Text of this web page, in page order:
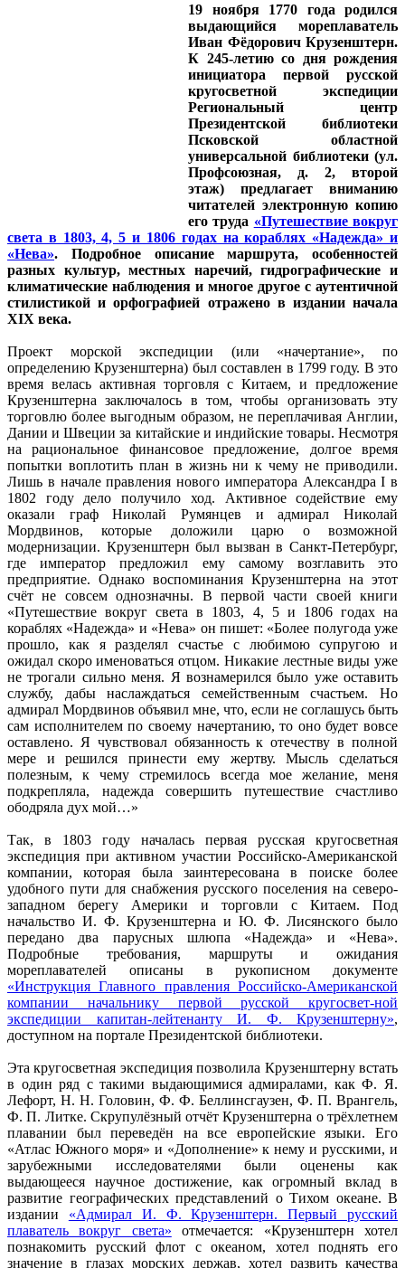
19 ноября 1770 года родился
выдающийся мореплаватель
Иван Фёдорович Крузенштерн.
К 245-летию со дня рождения
инициатора первой русской
кругосветной экспедиции
Региональный центр
Президентской библиотеки
Псковской областной
универсальной библиотеки (ул.
Профсоюзная, д. 2, второй
этаж) предлагает вниманию
читателей электронную копию
его труда «Путешествие вокруг
света в 1803, 4, 5 и 1806 годах на кораблях «Надежда» и
«Нева». Подробное описание маршрута, особенностей
разных культур, местных наречий, гидрографические и
климатические наблюдения и многое другое с аутентичной
стилистикой и орфографией отражено в издании начала
XIX века.
Проект морской экспедиции (или «начертание», по
определению Крузенштерна) был составлен в 1799 году. В это
время велась активная торговля с Китаем, и предложение
Крузенштерна заключалось в том, чтобы организовать эту
торговлю более выгодным образом, не переплачивая Англии,
Дании и Швеции за китайские и индийские товары. Несмотря
на рациональное финансовое предложение, долгое время
попытки воплотить план в жизнь ни к чему не приводили.
Лишь в начале правления нового императора Александра I в
1802 году дело получило ход. Активное содействие ему
оказали граф Николай Румянцев и адмирал Николай
Мордвинов, которые доложили царю о возможной
модернизации. Крузенштерн был вызван в Санкт-Петербург,
где император предложил ему самому возглавить это
предприятие. Однако воспоминания Крузенштерна на этот
счёт не совсем однозначны. В первой части своей книги
«Путешествие вокруг света в 1803, 4, 5 и 1806 годах на
кораблях «Надежда» и «Нева» он пишет: «Более полугода уже
прошло, как я разделял счастье с любимою супругою и
ожидал скоро именоваться отцом. Никакие лестные виды уже
не трогали сильно меня. Я вознамерился было уже оставить
службу, дабы наслаждаться семейственным счастьем. Но
адмирал Мордвинов объявил мне, что, если не соглашусь быть
сам исполнителем по своему начертанию, то оно будет вовсе
оставлено. Я чувствовал обязанность к отечеству в полной
мере и решился принести ему жертву. Мысль сделаться
полезным, к чему стремилось всегда мое желание, меня
подкрепляла, надежда совершить путешествие счастливо
ободряла дух мой…»
Так, в 1803 году началась первая русская кругосветная
экспедиция при активном участии Российско-Американской
компании, которая была заинтересована в поиске более
удобного пути для снабжения русского поселения на северо-
западном берегу Америки и торговли с Китаем. Под
начальство И. Ф. Крузенштерна и Ю. Ф. Лисянского было
передано два парусных шлюпа «Надежда» и «Нева».
Подробные требования, маршруты и ожидания
мореплавателей описаны в рукописном документе
«Инструкция Главного правления Российско-Американской
компании начальнику первой русской кругосвет-ной
экспедиции капитан-лейтенанту И. Ф. Крузенштерну»,
доступном на портале Президентской библиотеки.
Эта кругосветная экспедиция позволила Крузенштерну встать
в один ряд с такими выдающимися адмиралами, как Ф. Я.
Лефорт, Н. Н. Головин, Ф. Ф. Беллинсгаузен, Ф. П. Врангель,
Ф. П. Литке. Скрупулёзный отчёт Крузенштерна о трёхлетнем
плавании был переведён на все европейские языки. Его
«Атлас Южного моря» и «Дополнение» к нему и русскими, и
зарубежными исследователями были оценены как
выдающееся научное достижение, как огромный вклад в
развитие географических представлений о Тихом океане. В
издании «Адмирал И. Ф. Крузенштерн. Первый русский
плаватель вокруг света» отмечается: «Крузенштерн хотел
познакомить русский флот с океаном, хотел поднять его
значение в глазах морских держав, хотел развить качества